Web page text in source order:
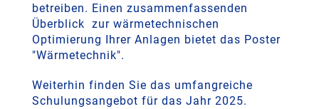
betreiben. Einen zusammenfassenden
Überblick zur wärmetechnischen
Optimierung Ihrer Anlagen bietet das Poster
"Wärmetechnik".
Weiterhin finden Sie das umfangreiche
Schulungsangebot für das Jahr 2025.